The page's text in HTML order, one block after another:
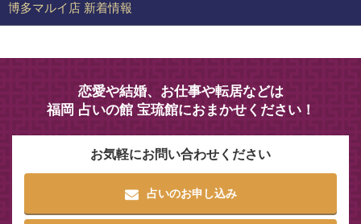
博多マルイ店 新着情報
恋愛や結婚、お仕事や転居などは
福岡 占いの館 宝琉館におまかせください！
お気軽にお問い合わせください
占いのお申し込み